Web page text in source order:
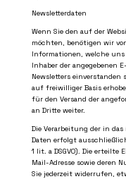
Newsletterdaten
Wenn Sie den auf der
möchten, benötigen wir
Informationen, welche
Inhaber der angegebenen
Newsletters
auf freiwilliger Basis
für den Versand der
an Dritte weiter.
Die Verarbeitung der in
Daten erfolgt
1 lit. a DSGVO). Die
Mail-Adresse sowie deren
Sie jederzeit widerrufen,